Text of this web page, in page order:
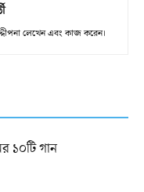
লেখেন এবং কাজ করেন।
১০টি গান